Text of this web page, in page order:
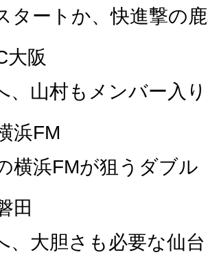
タートか、快進撃の
大阪
、山村もメンバー入り
浜FM
横浜FMが狙うダブル
田
、大胆さも必要な仙台